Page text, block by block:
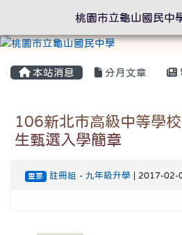
本站消息 分月文章
106新北市高級中等學
生甄選入學簡章
重要 註冊組 - 九年級升學 | 2017-02-
桃園市立龜山國民中